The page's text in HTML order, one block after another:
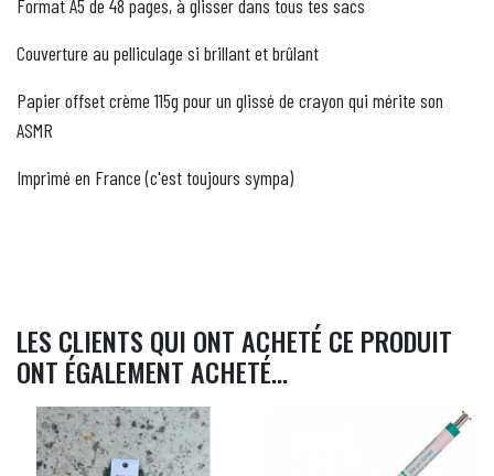
Format A5 de 48 pages, à glisser dans tous tes sacs
Couverture au pelliculage si brillant et brûlant
Papier offset crème 115g pour un glissé de crayon qui mérite son
ASMR
Imprimé en France (c'est toujours sympa)
LES CLIENTS QUI ONT ACHETÉ CE PRODUIT
ONT ÉGALEMENT ACHETÉ...